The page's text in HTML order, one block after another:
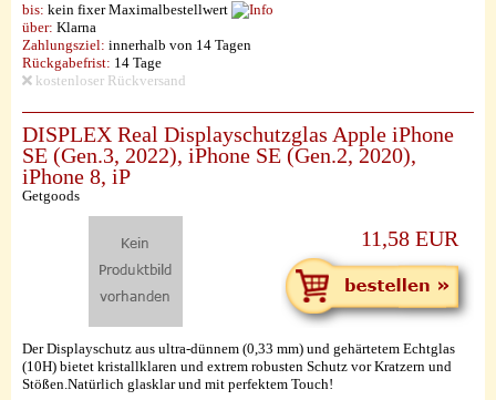
bis: kein fixer Maximalbestellwert
über: Klarna
Zahlungsziel: innerhalb von 14 Tagen
Rückgabefrist: 14 Tage
kostenloser Rückversand
DISPLEX Real Displayschutzglas Apple iPhone
SE (Gen.3, 2022), iPhone SE (Gen.2, 2020),
iPhone 8, iP
Getgoods
11,58 EUR
Der Displayschutz aus ultra-dünnem (0,33 mm) und gehärtetem Echtglas
(10H) bietet kristallklaren und extrem robusten Schutz vor Kratzern und
Stößen.Natürlich glasklar und mit perfektem Touch!